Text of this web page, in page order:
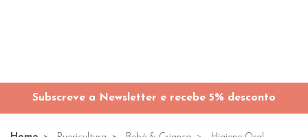
Subscreve a Newsletter e recebe 5% desconto